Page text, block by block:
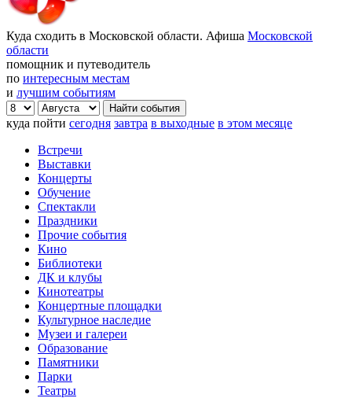
Куда сходить в Московской области. Афиша Московской
области
помощник и путеводитель
по интересным местам
и лучшим событиям
куда пойти сегодня завтра в выходные в этом месяце
Встречи
Выставки
Концерты
Обучение
Спектакли
Праздники
Прочие события
Кино
Библиотеки
ДК и клубы
Кинотеатры
Концертные площадки
Культурное наследие
Музеи и галереи
Образование
Памятники
Парки
Театры